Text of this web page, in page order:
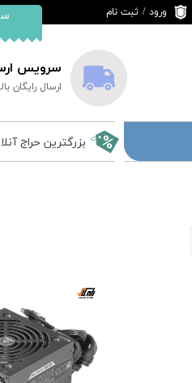
سرویس
ارسال رایگان بالای 500
ورود / ثبت نام
تغییر گذر واژه
سفارشات
خروج از حساب
بزرگترین حراج